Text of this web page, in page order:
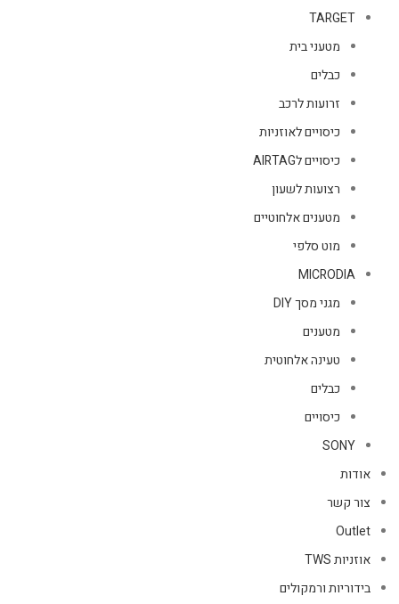
TARGET
מטעני בית
כבלים
זרועות לרכב
כיסויים לאוזניות
כיסויים לAIRTAG
רצועות לשעון
מטענים אלחוטיים
מוט סלפי
MICRODIA
מגני מסך DIY
מטענים
טעינה אלחוטית
כבלים
כיסויים
SONY
אודות
צור קשר
Outlet
אוזניות TWS
בידוריות ורמקולים